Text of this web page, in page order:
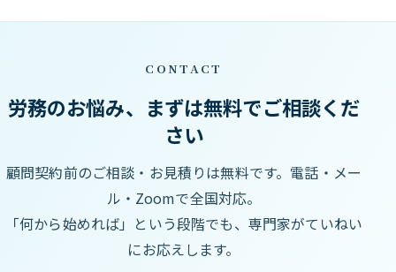
CONTACT
労務のお悩み、まずは無料でご相談くだ
さい
顧問契約前のご相談・お見積りは無料です。電話・メー
ル・Zoomで全国対応。
「何から始めれば」という段階でも、専門家がていねい
にお応えします。